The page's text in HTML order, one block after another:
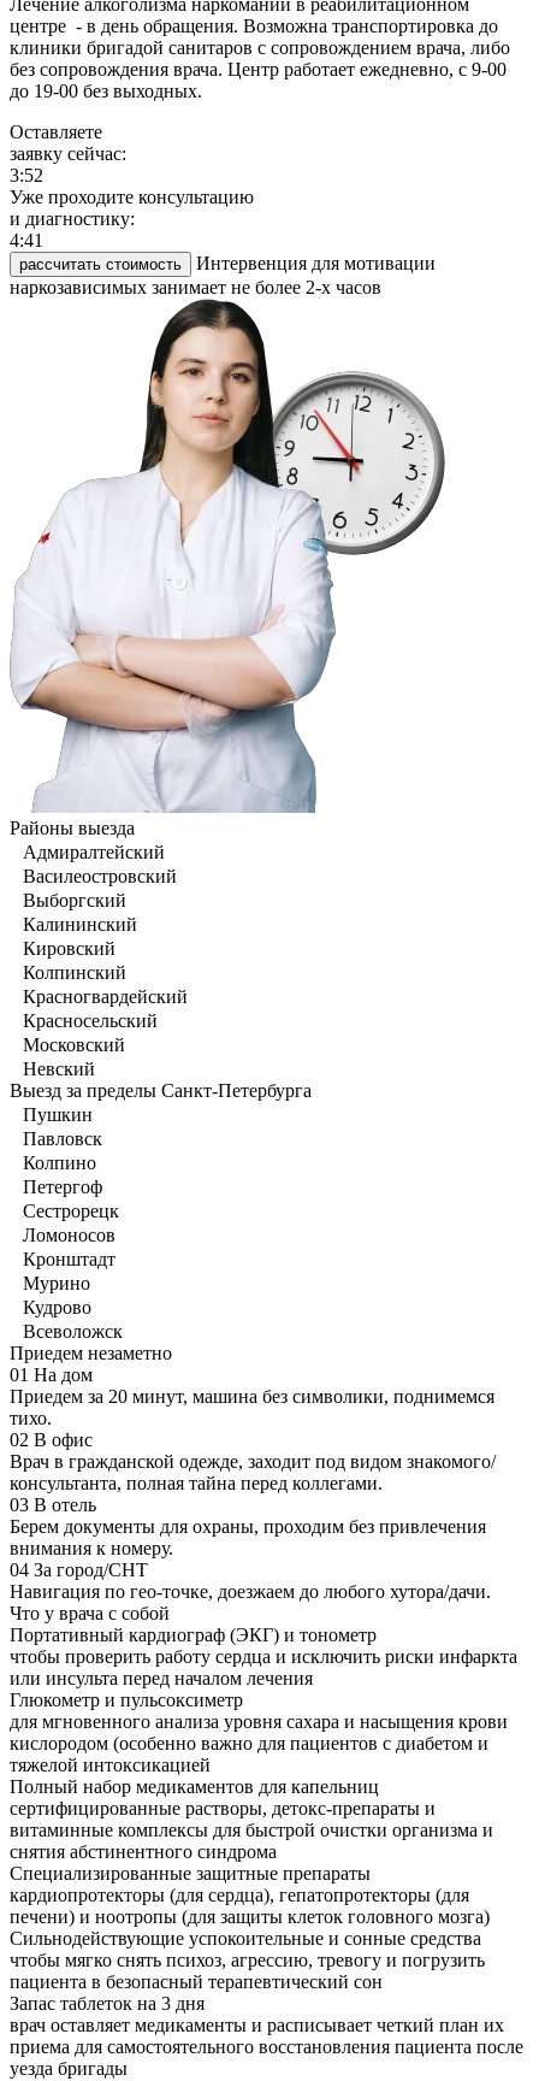
Лечение алкоголизма наркомании в реабилитационном
центре - в день обращения. Возможна транспортировка до
клиники бригадой санитаров с сопровождением врача, либо
без сопровождения врача. Центр работает ежедневно, с 9-00
до 19-00 без выходных.
Оставляете
заявку сейчас:
3:52
Уже проходите консультацию
и диагностику:
4:41
рассчитать стоимость
Интервенция для мотивации
наркозависимых занимает не более 2-х часов
Районы выезда
Адмиралтейский
Василеостровский
Выборгский
Калининский
Кировский
Колпинский
Красногвардейский
Красносельский
Московский
Невский
Выезд за пределы Санкт-Петербурга
Пушкин
Павловск
Колпино
Петергоф
Сестрорецк
Ломоносов
Кронштадт
Мурино
Кудрово
Всеволожск
Приедем незаметно
01 На дом
Приедем за 20 минут, машина без символики, поднимемся
тихо.
02 В офис
Врач в гражданской одежде, заходит под видом знакомого/
консультанта, полная тайна перед коллегами.
03 В отель
Берем документы для охраны, проходим без привлечения
внимания к номеру.
04 За город/СНТ
Навигация по гео-точке, доезжаем до любого хутора/дачи.
Что у врача с собой
Портативный кардиограф (ЭКГ) и тонометр
чтобы проверить работу сердца и исключить риски инфаркта
или инсульта перед началом лечения
Глюкометр и пульсоксиметр
для мгновенного анализа уровня сахара и насыщения крови
кислородом (особенно важно для пациентов с диабетом и
тяжелой интоксикацией
Полный набор медикаментов для капельниц
сертифицированные растворы, детокс-препараты и
витаминные комплексы для быстрой очистки организма и
снятия абстинентного синдрома
Специализированные защитные препараты
кардиопротекторы (для сердца), гепатопротекторы (для
печени) и ноотропы (для защиты клеток головного мозга)
Сильнодействующие успокоительные и сонные средства
чтобы мягко снять психоз, агрессию, тревогу и погрузить
пациента в безопасный терапевтический сон
Запас таблеток на 3 дня
врач оставляет медикаменты и расписывает четкий план их
приема для самостоятельного восстановления пациента после
уезда бригады